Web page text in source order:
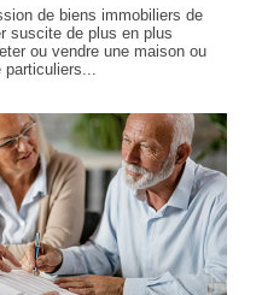
de biens immobiliers de
suscite de plus en plus
ou vendre une maison ou